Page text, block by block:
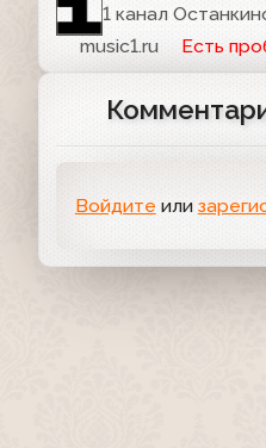
1 канал
music1.ru
Есть
Войдите или